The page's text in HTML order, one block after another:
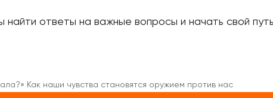
найти ответы на важные вопросы и начать свой
Как наши чувства становятся оружием против нас